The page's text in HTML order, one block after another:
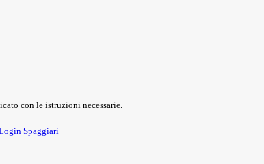
con le istruzioni necessarie.
Spaggiari